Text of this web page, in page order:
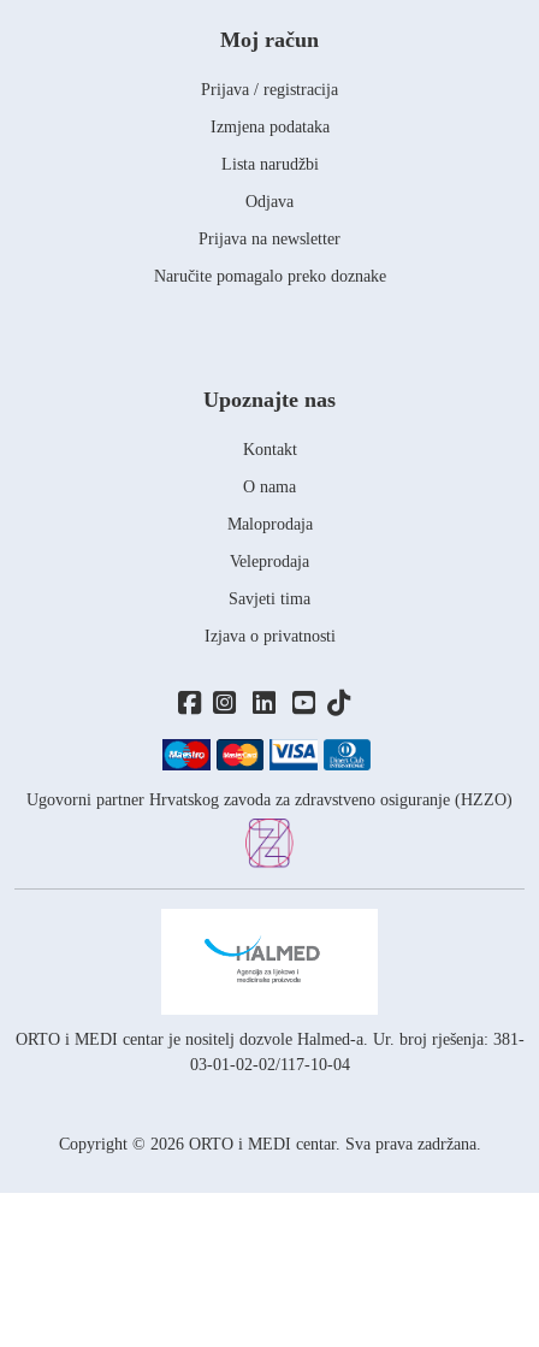
Moj račun
Prijava / registracija
Izmjena podataka
Lista narudžbi
Odjava
Prijava na newsletter
Naručite pomagalo preko doznake
Copyright © 2026 ORTO i MEDI centar. Sva prava zadržana.
Ugovorni partner Hrvatskog zavoda za zdravstveno osiguranje (HZZO)
ORTO i MEDI centar je nositelj dozvole Halmed-a. Ur. broj rješenja: 381-
03-01-02-02/117-10-04
Upoznajte nas
Kontakt
O nama
Maloprodaja
Veleprodaja
Savjeti tima
Izjava o privatnosti